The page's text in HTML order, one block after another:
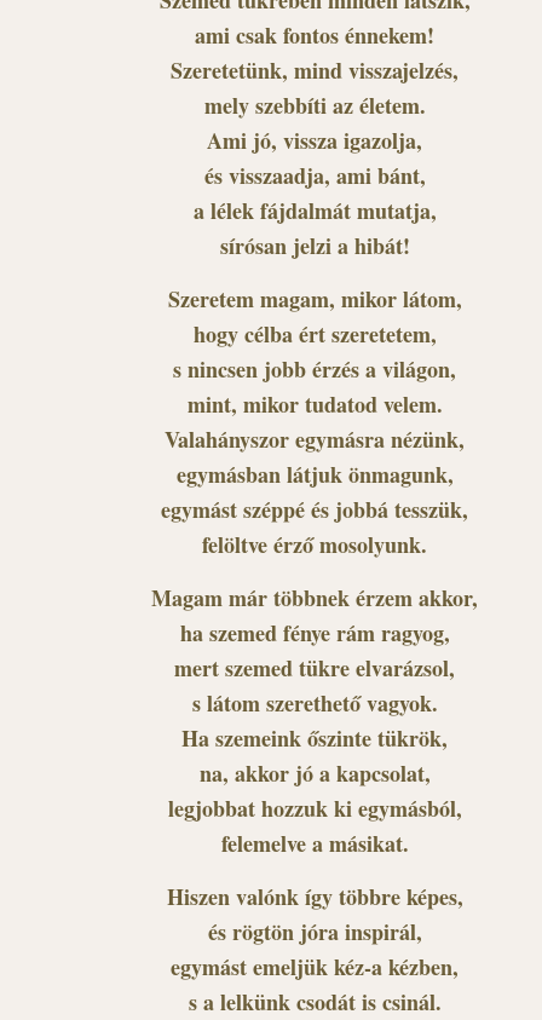
ami csak fontos énnekem!
Szeretetünk, mind visszajelzés,
mely szebbíti az életem.
Ami jó, vissza igazolja,
és visszaadja, ami bánt,
a lélek fájdalmát mutatja,
sírósan jelzi a hibát!
Szeretem magam, mikor látom,
hogy célba ért szeretetem,
s nincsen jobb érzés a világon,
mint, mikor tudatod velem.
Valahányszor egymásra nézünk,
egymásban látjuk önmagunk,
egymást széppé és jobbá tesszük,
felöltve érző mosolyunk.
Magam már többnek érzem akkor,
ha szemed fénye rám ragyog,
mert szemed tükre elvarázsol,
s látom szerethető vagyok.
Ha szemeink őszinte tükrök,
na, akkor jó a kapcsolat,
legjobbat hozzuk ki egymásból,
felemelve a másikat.
Hiszen valónk így többre képes,
és rögtön jóra inspirál,
egymást emeljük kéz-a kézben,
s a lelkünk csodát is csinál.